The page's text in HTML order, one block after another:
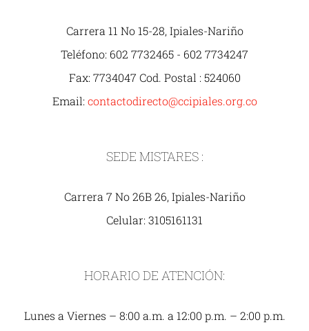
Carrera 11 No 15-28, Ipiales-Nariño
Teléfono: 602 7732465 - 602 7734247
Fax: 7734047 Cod. Postal : 524060
Email: contactodirecto@ccipiales.org.co
SEDE MISTARES :
Carrera 7 No 26B 26, Ipiales-Nariño
Celular: 3105161131
HORARIO DE ATENCIÓN:
Lunes a Viernes – 8:00 a.m. a 12:00 p.m. – 2:00 p.m.